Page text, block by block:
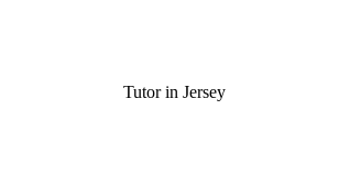
Tutor in Jersey